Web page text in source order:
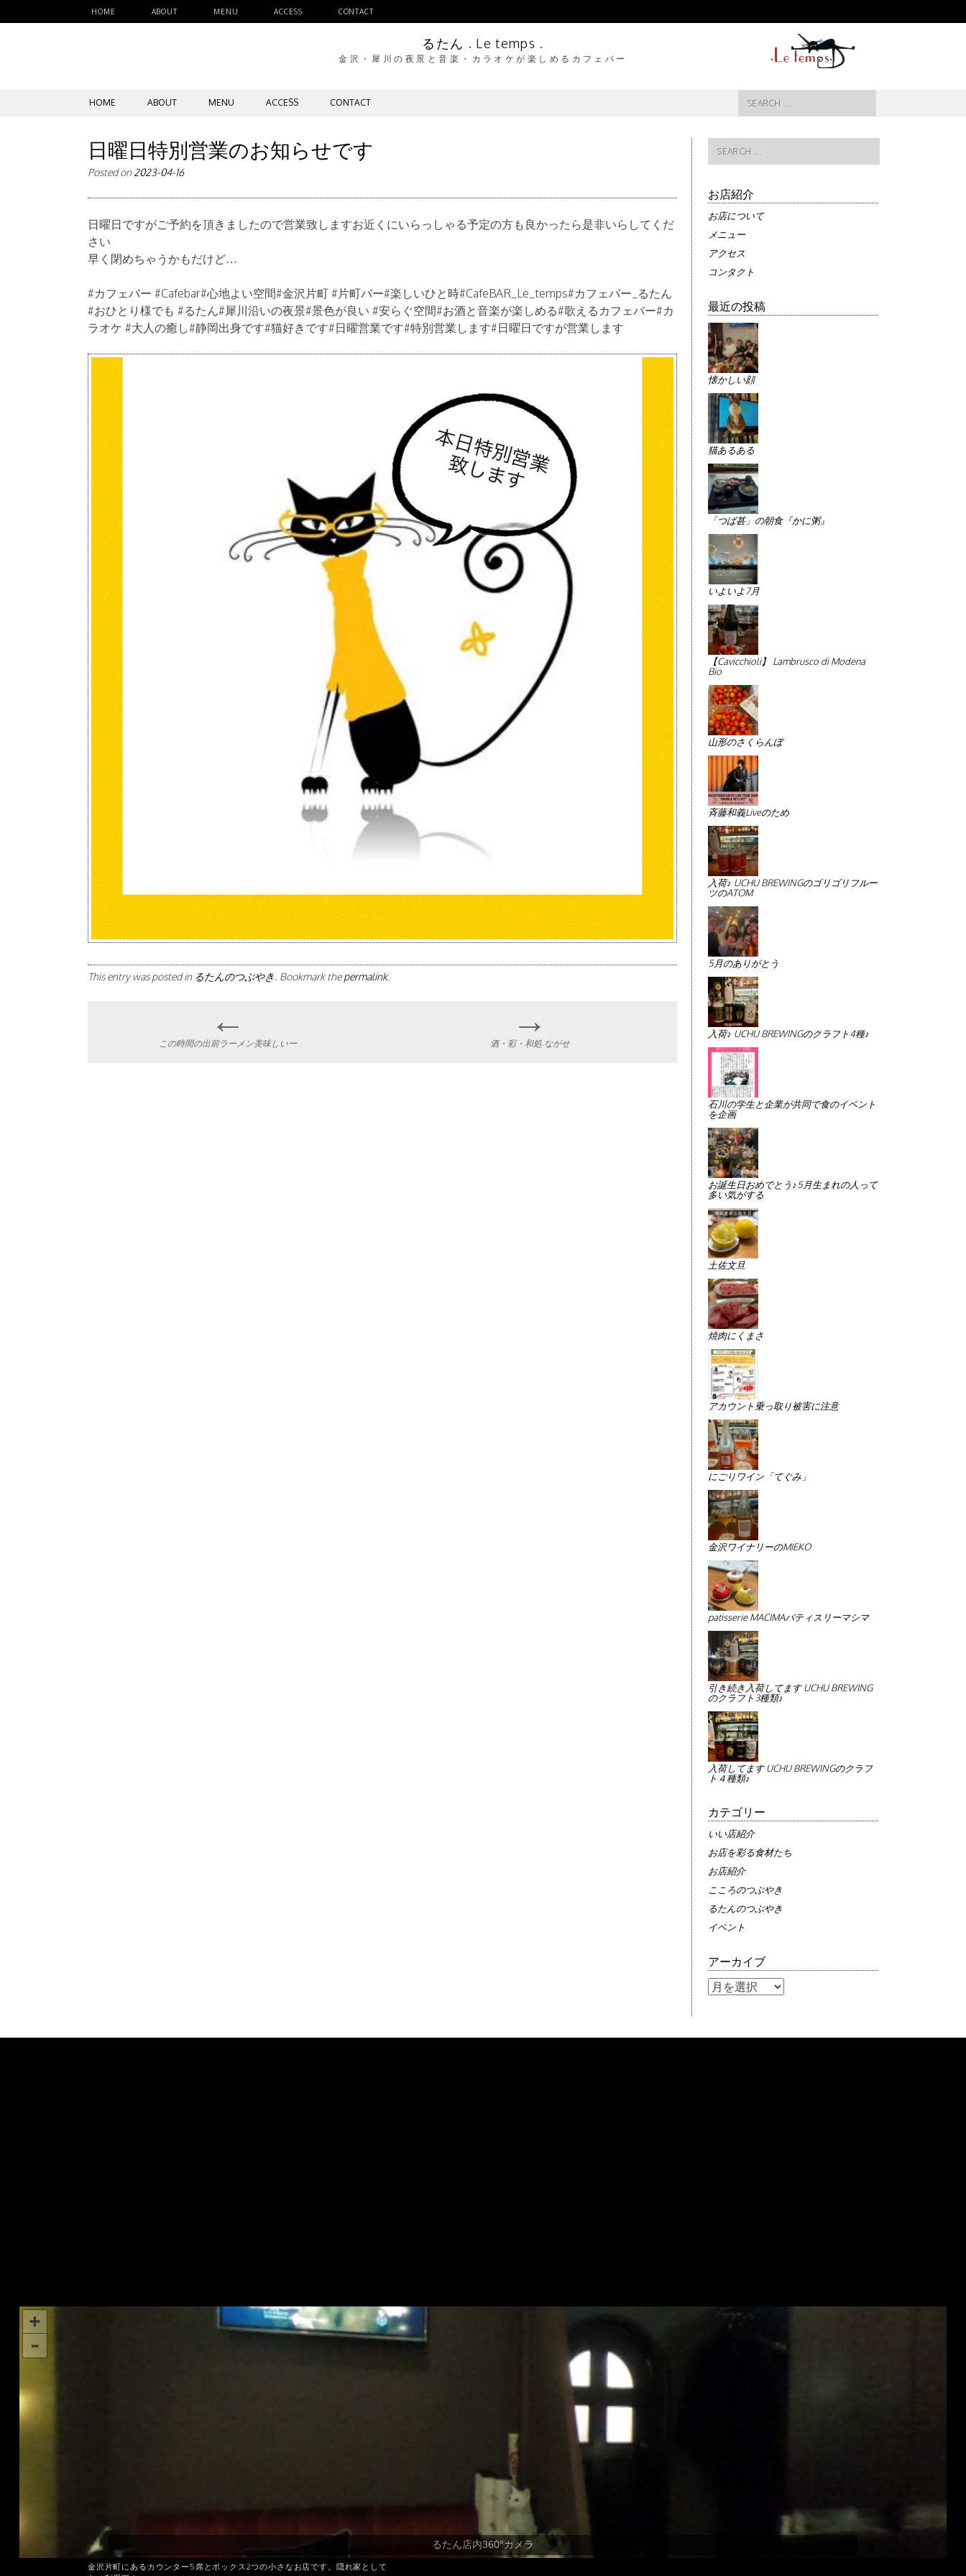
HOME ABOUT MENU ACCESS CONTACT
るたん . Le temps .
金沢・犀川の夜景と音楽・カラオケが楽しめるカフェバー
SKIP
HOME ABOUT MENU ACCESS CONTACT
Search
for:
日曜日特別営業のお知らせです
Posted on2023-04-16
日曜日ですがご予約を頂きましたので営業致しますお近くにいらっしゃる予定の方も良かったら是非いらしてくだ
さい
早く閉めちゃうかもだけど…
#カフェバー #Cafebar#心地よい空間#金沢片町 #片町バー#楽しいひと時#CafeBAR_Le_temps#カフェバー_るたん
#おひとり様でも #るたん#犀川沿いの夜景#景色が良い #安らぐ空間#お酒と音楽が楽しめる#歌えるカフェバー#カ
ラオケ #大人の癒し#静岡出身です#猫好きです#日曜営業です#特別営業します#日曜日ですが営業します
This entry was posted in るたんのつぶやき. Bookmark thepermalink.
navigation
←
この時間の出前ラーメン美味しいー
→
酒・彩・和処 ながせ
Search
for:
お店紹介
お店について
メニュー
アクセス
コンタクト
最近の投稿
懐かしい顔
猫あるある
「つば甚」の朝食『かに粥』
いよいよ7月
【Cavicchioli】 Lambrusco di Modena
Bio
山形のさくらんぼ
斉藤和義Liveのため
入荷♪ UCHU BREWINGのゴリゴリフルー
ツのATOM
5月のありがとう
入荷♪ UCHU BREWINGのクラフト4種♪
石川の学生と企業が共同で食のイベント
を企画
お誕生日おめでとう♪5月生まれの人って
多い気がする
土佐文旦
焼肉にくまさ
アカウント乗っ取り被害に注意
にごりワイン「てぐみ」
金沢ワイナリーのMIEKO
patisserie MACIMAパティスリーマシマ
引き続き入荷してます UCHU BREWING
のクラフト3種類♪
入荷してます UCHU BREWINGのクラフ
ト４種類♪
カテゴリー
いい店紹介
お店を彩る食材たち
お店紹介
こころのつぶやき
るたんのつぶやき
イベント
アーカイブ
ア
イ
金沢片町にあるカウンター5席とボックス2つの小さなお店です。隠れ家として